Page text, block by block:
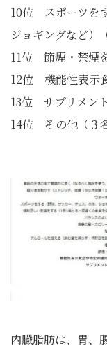
10位 スポーツを
ジョギングなど）
11位 節煙・禁煙
12位 機能性表示
13位 サプリメン
14位 その他（３
内臓脂肪は、胃、